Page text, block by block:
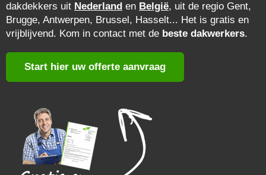
dakdekkers uit Nederland en België, uit de regio Gent,
Brugge, Antwerpen, Brussel, Hasselt... Het is gratis en
vrijblijvend. Kom in contact met de beste dakwerkers.
Start hier uw offerte aanvraag